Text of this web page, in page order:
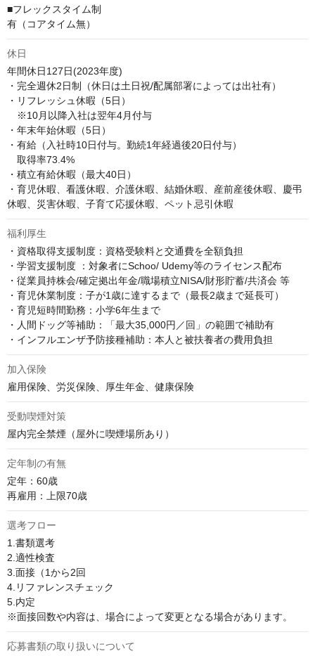
■フレックスタイム制
有（コアタイム無）
休日
年間休日127日(2023年度)
・完全週休2日制（休日は土日祝/配属部署によっては出社有）
・リフレッシュ休暇（5日）
※10月以降入社は翌年4月付与
・年末年始休暇（5日）
・有給（入社時10日付与。勤続1年経過後20日付与）
取得率73.4%
・積立有給休暇（最大40日）
・育児休暇、看護休暇、介護休暇、結婚休暇、産前産後休暇、慶弔
休暇、災害休暇、子育て応援休暇、ペット忌引休暇
福利厚生
・資格取得支援制度：資格受験料と交通費を全額負担
・学習支援制度 ：対象者にSchoo/ Udemy等のライセンス配布
・従業員持株会/確定拠出年金/職場積立NISA/財形貯蓄/共済会 等
・育児休業制度：子が1歳に達するまで（最長2歳まで延長可）
・育児短時間勤務：小学6年生まで
・人間ドッグ等補助：「最大35,000円／回」の範囲で補助有
・インフルエンザ予防接種補助：本人と被扶養者の費用負担
加入保険
雇用保険、労災保険、厚生年金、健康保険
受動喫煙対策
屋内完全禁煙（屋外に喫煙場所あり）
定年制の有無
定年：60歳
再雇用：上限70歳
選考フロー
1.書類選考
2.適性検査
3.面接（1から2回
4.リファレンスチェック
5.内定
※面接回数や内容は、場合によって変更となる場合があります。
応募書類の取り扱いについて